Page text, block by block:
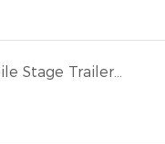
Austrália: Sinoswan St80 Mobile Stage Trailer brilha no Festival Indiano de Ano Novo em Melbourne